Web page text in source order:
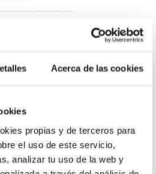
Acerca de las cookies
propias y de terceros para
el uso de este servicio,
analizar tu uso de la web y
claramente que la
o esférica y,
el 6% de las
lugar, la selección
inicial con la
para nuestro paciente,
de tiempo
adaptación. En
conocimiento del